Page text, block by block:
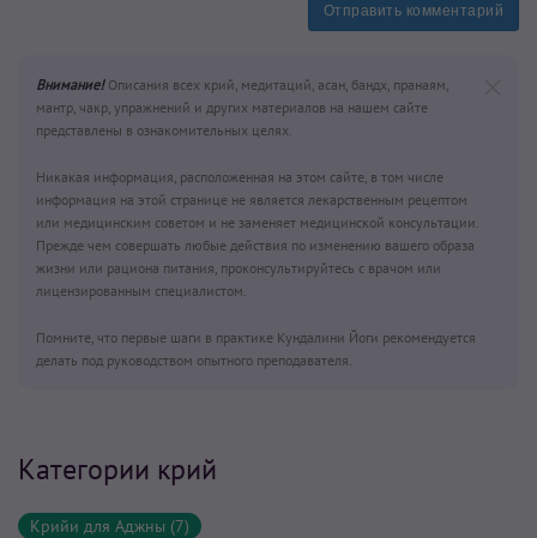
Отправить комментарий
Внимание!Описания всех крий, медитаций, асан, бандх, пранаям,
мантр, чакр, упражнений и других материалов на нашем сайте
представлены в ознакомительных целях.
Никакая информация, расположенная на этом сайте, в том числе
информация на этой странице не является лекарственным рецептом
или медицинским советом и не заменяет медицинской консультации.
Прежде чем совершать любые действия по изменению вашего образа
жизни или рациона питания, проконсультируйтесь с врачом или
лицензированным специалистом.
Помните, что первые шаги в практике Кундалини Йоги рекомендуется
делать под руководством опытного преподавателя.
Категории крий
Крийи для Аджны (7)